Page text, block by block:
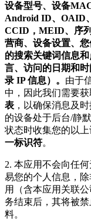
设备型号、设备
Android ID、OAID
CCID，MEID、序
营商、设备设置、
的搜索关键词信息
言、访问的日期和
录 IP 信息）。 由于
中，因此我们需要
表 ，以确保消息及
的设备处于后台/静默
状态时收集您的以上
一标识符。
2. 本应用不会向任
易您的个人信息，
用（含本应用关联
务结束后，其将被
料。